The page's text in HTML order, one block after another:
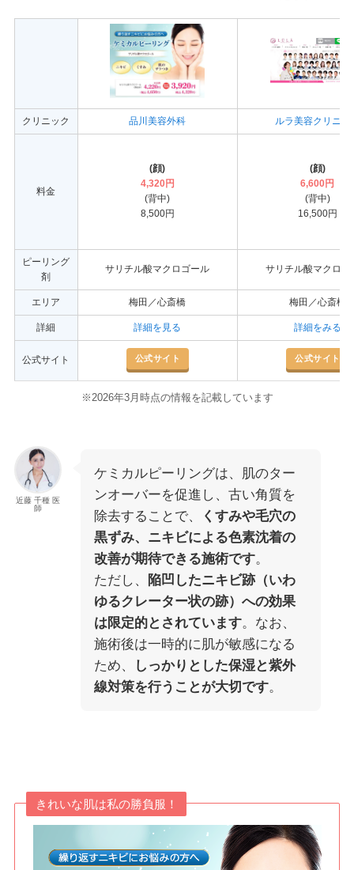
クリニック 品川美容外科 ルラ美容クリニッ
料金
(顔)
4,320円
(背中)
8,500円
(顔)
6,600円
(背中)
16,500円
ピーリング
剤
サリチル酸マクロゴール サリチル酸マクロゴ
エリア 梅田／心斎橋 梅田／心斎橋
詳細 詳細を見る 詳細をみる
公式サイト 公式サイト 公式サイト
※2026年3月時点の情報を記載しています
近藤 千種 医
師
ケミカルピーリングは、肌のター
ンオーバーを促進し、古い角質を
除去することで、
くすみや毛穴の
黒ずみ、ニキビによる色素沈着の
改善が期待できる施術です。
ただし、
陥凹したニキビ跡（いわ
ゆるクレーター状の跡）への効果
は限定的とされています。なお、
施術後は一時的に肌が敏感になる
ため、
しっかりとした保湿と紫外
線対策を行うことが大切です。
きれいな肌は私の勝負服！